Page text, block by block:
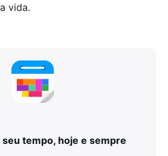
vida.
seu tempo, hoje e sempre